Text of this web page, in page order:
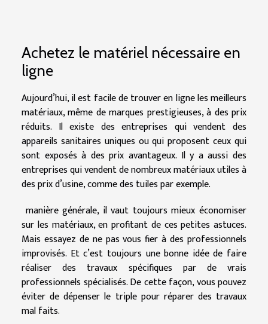
Achetez le matériel nécessaire en
ligne
Aujourd’hui, il est facile de trouver en ligne les meilleurs
matériaux, même de marques prestigieuses, à des prix
réduits. Il existe des entreprises qui vendent des
appareils sanitaires uniques ou qui proposent ceux qui
sont exposés à des prix avantageux. Il y a aussi des
entreprises qui vendent de nombreux matériaux utiles à
des prix d’usine, comme des tuiles par exemple.
manière générale, il vaut toujours mieux économiser
sur les matériaux, en profitant de ces petites astuces.
Mais essayez de ne pas vous fier à des professionnels
improvisés. Et c’est toujours une bonne idée de faire
réaliser des travaux spécifiques par de vrais
professionnels spécialisés. De cette façon, vous pouvez
éviter de dépenser le triple pour réparer des travaux
mal faits.